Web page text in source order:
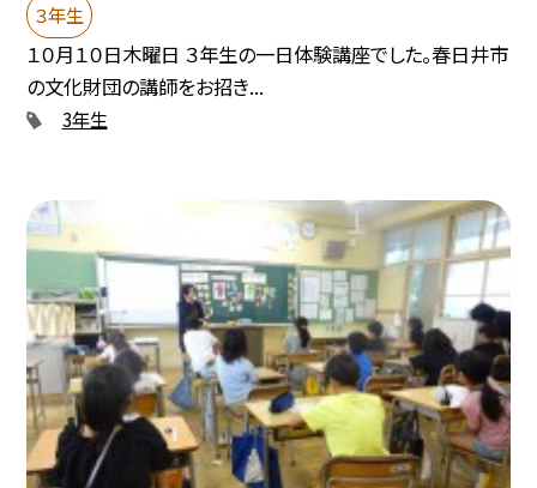
３年生
１０月１０日木曜日 ３年生の一日体験講座でした。春日井市
の文化財団の講師をお招き...
3年生